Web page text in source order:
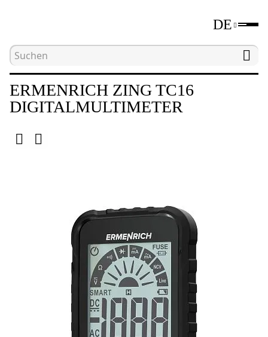
DE
Hauptseite
ERMENRICH ZING TC16
DIGITALMULTIMETER